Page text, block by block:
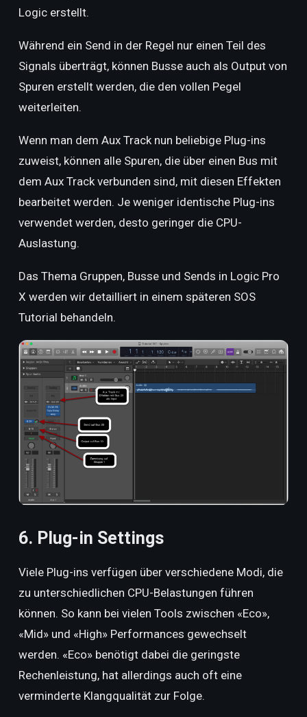
Logic erstellt.
Während ein Send in der Regel nur einen Teil des
Signals überträgt, können Busse auch als Output von
Spuren erstellt werden, die den vollen Pegel
weiterleiten.
Wenn man dem Aux Track nun beliebige Plug-ins
zuweist, können alle Spuren, die über einen Bus mit
dem Aux Track verbunden sind, mit diesen Effekten
bearbeitet werden. Je weniger identische Plug-ins
verwendet werden, desto geringer die CPU-
Auslastung.
Das Thema Gruppen, Busse und Sends in Logic Pro
X werden wir detailliert in einem späteren SOS
Tutorial behandeln.
6. Plug-in Settings
Viele Plug-ins verfügen über verschiedene Modi, die
zu unterschiedlichen CPU-Belastungen führen
können. So kann bei vielen Tools zwischen «Eco»,
«Mid» und «High» Performances gewechselt
werden. «Eco» benötigt dabei die geringste
Rechenleistung, hat allerdings auch oft eine
verminderte Klangqualität zur Folge.